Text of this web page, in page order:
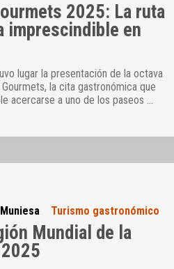
2025: La ruta
imprescindible en
lugar la presentación de la octava
la cita gastronómica que
acercarse a uno de los paseos …
Turismo gastronómico
Mundial de la